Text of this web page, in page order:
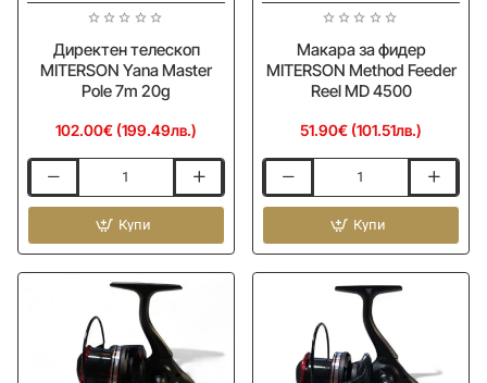
Директен телескоп
MITERSON Yana Master
Pole 7m 20g
102.00€ (199.49лв.)
телескоп
MITERSON
Yana
Master
Купи
Макара за фидер
MITERSON Method Feeder
Reel MD 4500
51.90€ (101.51лв.)
за
MITERSON
Method
Купи